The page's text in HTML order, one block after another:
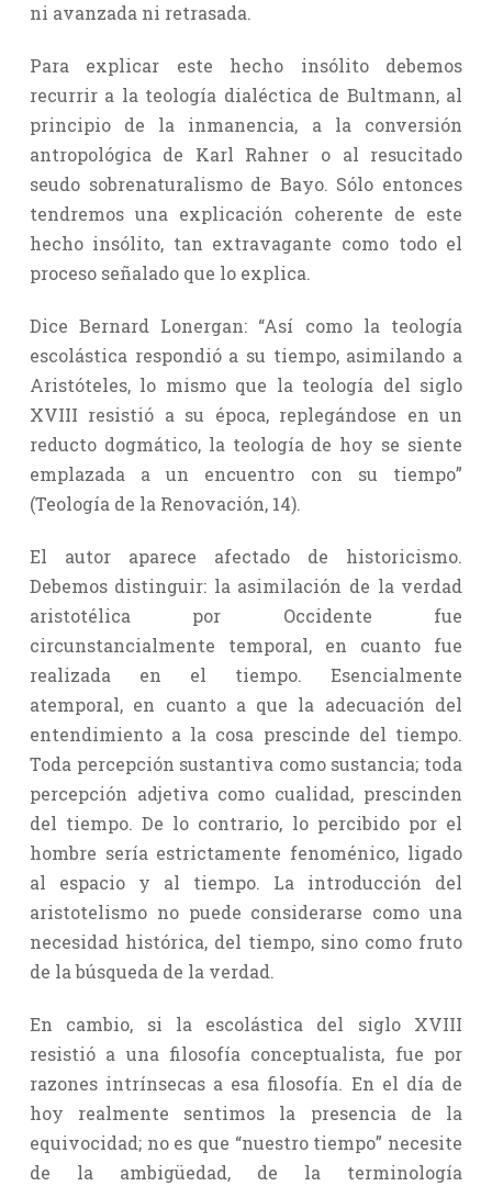
ni avanzada ni retrasada.
Para explicar este hecho insólito debemos
recurrir a la teología dialéctica de Bultmann, al
principio de la inmanencia, a la conversión
antropológica de Karl Rahner o al resucitado
seudo sobrenaturalismo de Bayo. Sólo entonces
tendremos una explicación coherente de este
hecho insólito, tan extravagante como todo el
proceso señalado que lo explica.
Dice Bernard Lonergan: “Así como la teología
escolástica respondió a su tiempo, asimilando a
Aristóteles, lo mismo que la teología del siglo
XVIII resistió a su época, replegándose en un
reducto dogmático, la teología de hoy se siente
emplazada a un encuentro con su tiempo”
(Teología de la Renovación, 14).
El autor aparece afectado de historicismo.
Debemos distinguir: la asimilación de la verdad
aristotélica por Occidente fue
circunstancialmente temporal, en cuanto fue
realizada en el tiempo. Esencialmente
atemporal, en cuanto a que la adecuación del
entendimiento a la cosa prescinde del tiempo.
Toda percepción sustantiva como sustancia; toda
percepción adjetiva como cualidad, prescinden
del tiempo. De lo contrario, lo percibido por el
hombre sería estrictamente fenoménico, ligado
al espacio y al tiempo. La introducción del
aristotelismo no puede considerarse como una
necesidad histórica, del tiempo, sino como fruto
de la búsqueda de la verdad.
En cambio, si la escolástica del siglo XVIII
resistió a una filosofía conceptualista, fue por
razones intrínsecas a esa filosofía. En el día de
hoy realmente sentimos la presencia de la
equivocidad; no es que “nuestro tiempo” necesite
de la ambigüedad, de la terminología